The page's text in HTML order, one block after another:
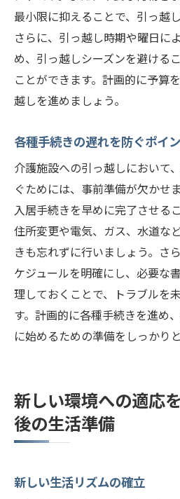
最小限に抑えることで、引っ越
さらに、引っ越し時期や曜日に
め、引っ越しシーズンを避ける
ことができます。計画的に予算
越しを進めましょう。
各種手続きの遅れを防ぐポイ
介護施設への引っ越しにおいて
ぐためには、事前準備が欠かせ
入居手続きを早めに完了させる
住所変更や電気、ガス、水道な
きも忘れずに行いましょう。さ
ケジュールを明確にし、必要な
理しておくことで、トラブルを
す。計画的に各種手続きを進め
に始めるための準備をしっかり
新しい環境への適応
後の生活準備
新しい生活リズムの確立